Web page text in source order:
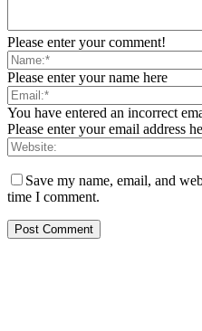
Please enter your comment!
Please enter your name here
You have entered an incorrect
Please enter your email address
Save my name, email, and
time I comment.